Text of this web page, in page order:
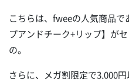
こちらは、fweeの人気商品
プアンドチーク+リップ】が
の。
さらに、メガ割限定で3,000